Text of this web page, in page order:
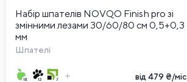
Набір шпателів NOVQO Finish pro зі
змінними лезами 30/60/80 см 0,5+0,3
мм
Шпателі
від 479 ₴/міс